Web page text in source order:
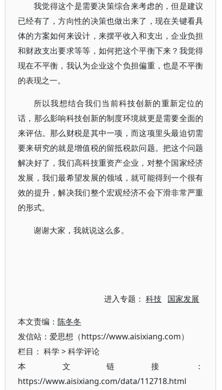
我觉得这个是需要决策综合来考虑的，但是建议
已经有了，方向性的决策也做出来了，现在关键看具
体的方案如何来设计，来摆平收入和支出，企业负担
和财政支出要求等等，如何把这个平衡下来？我觉得
现在不平衡，我认为企业这个负担偏重，也是不平衡
的表现之一。
所以我想结合我们当前科技创新的重新定位的
话，那么影响科技创新的制度环境就更是需要全面的
来评估。那么财税是其中一项，而这项里头最迫切需
要来研究的就是增值税的留抵税款问题。把这个问题
解决好了，我们高科技重资产企业，对整个国家经济
发展，我们最希望发展的领域，就可能得到一个很有
效的提升，解决我们整个宏观经济不会下滑非常严重
的形式。
谢谢大家，我就说这么多。
进入专题：科技 国家发展
本文责编： 陈冬冬
发信站：爱思想（https://www.aisixiang.com）
栏目： 科学 >科学评论
本文链接：
https://www.aisixiang.com/data/112718.html